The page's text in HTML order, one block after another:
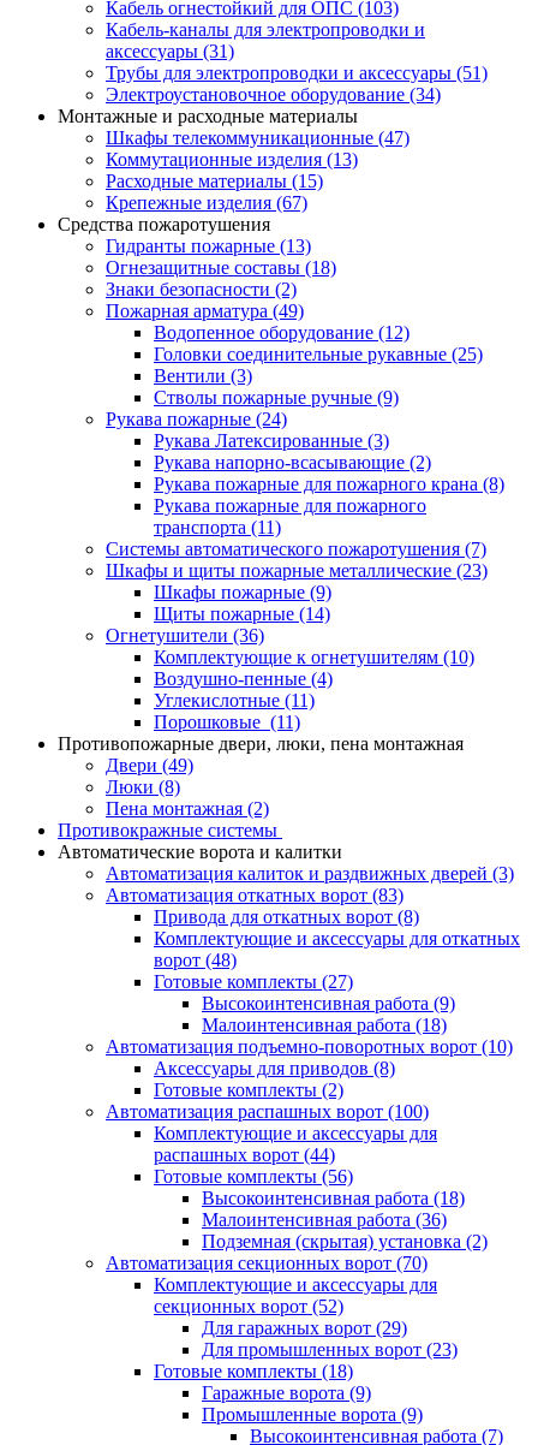
Кабель огнестойкий для ОПС (103)
Кабель-каналы для электропроводки и
аксессуары (31)
Трубы для электропроводки и аксессуары (51)
Электроустановочное оборудование (34)
Монтажные и расходные материалы
Шкафы телекоммуникационные (47)
Коммутационные изделия (13)
Расходные материалы (15)
Крепежные изделия (67)
Средства пожаротушения
Гидранты пожарные (13)
Огнезащитные составы (18)
Знаки безопасности (2)
Пожарная арматура (49)
Водопенное оборудование (12)
Головки соединительные рукавные (25)
Вентили (3)
Стволы пожарные ручные (9)
Рукава пожарные (24)
Рукава Латексированные (3)
Рукава напорно-всасывающие (2)
Рукава пожарные для пожарного крана (8)
Рукава пожарные для пожарного
транспорта (11)
Системы автоматического пожаротушения (7)
Шкафы и щиты пожарные металлические (23)
Шкафы пожарные (9)
Щиты пожарные (14)
Огнетушители (36)
Комплектующие к огнетушителям (10)
Воздушно-пенные (4)
Углекислотные (11)
Порошковые (11)
Противопожарные двери, люки, пена монтажная
Двери (49)
Люки (8)
Пена монтажная (2)
Противокражные системы
Автоматические ворота и калитки
Автоматизация калиток и раздвижных дверей (3)
Автоматизация откатных ворот (83)
Привода для откатных ворот (8)
Комплектующие и аксессуары для откатных
ворот (48)
Готовые комплекты (27)
Высокоинтенсивная работа (9)
Малоинтенсивная работа (18)
Автоматизация подъемно-поворотных ворот (10)
Аксессуары для приводов (8)
Готовые комплекты (2)
Автоматизация распашных ворот (100)
Комплектующие и аксессуары для
распашных ворот (44)
Готовые комплекты (56)
Высокоинтенсивная работа (18)
Малоинтенсивная работа (36)
Подземная (скрытая) установка (2)
Автоматизация секционных ворот (70)
Комплектующие и аксессуары для
секционных ворот (52)
Для гаражных ворот (29)
Для промышленных ворот (23)
Готовые комплекты (18)
Гаражные ворота (9)
Промышленные ворота (9)
Высокоинтенсивная работа (7)